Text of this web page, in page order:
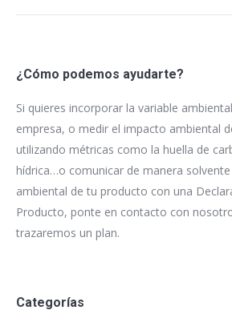
¿Cómo podemos ayudarte?
Si quieres incorporar la variable
empresa, o medir el impacto ambiental
utilizando métricas como la huella de
hídrica…o comunicar de manera
ambiental de tu producto con una
Producto, ponte en contacto con
trazaremos un plan.
Categorías